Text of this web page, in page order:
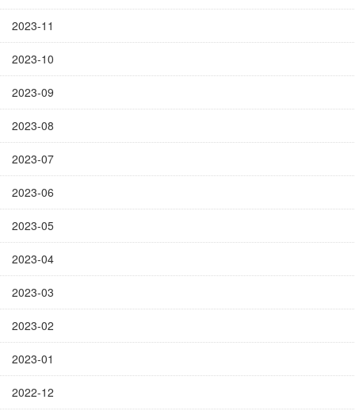
2023-11
2023-10
2023-09
2023-08
2023-07
2023-06
2023-05
2023-04
2023-03
2023-02
2023-01
2022-12